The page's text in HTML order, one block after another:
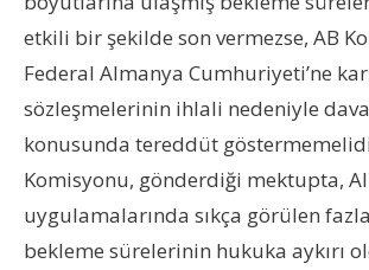
etkili bir şekilde son vermezse, AB
Federal Almanya Cumhuriyeti’ne
sözleşmelerinin ihlali nedeniyle
konusunda tereddüt
Komisyonu, gönderdiği mektupta,
uygulamalarında sıkça görülen
bekleme sürelerinin hukuka aykırı